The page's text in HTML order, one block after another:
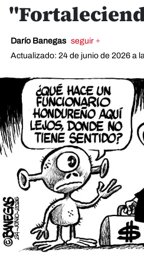
Darío Banegas seguir +
Actualizado: 24 de junio de 2026 a